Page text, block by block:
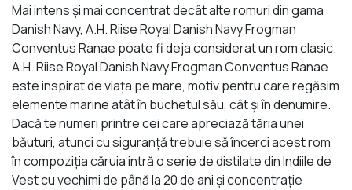
Mai intens şi mai concentrat decât alte romuri din gama
Danish Navy, A.H. Riise Royal Danish Navy Frogman
Conventus Ranae poate fi deja considerat un rom clasic.
A.H. Riise Royal Danish Navy Frogman Conventus Ranae
este inspirat de viaţa pe mare, motiv pentru care regăsim
elemente marine atât în buchetul său, cât şi în denumire.
Dacă te numeri printre cei care apreciază tăria unei
băuturi, atunci cu siguranță trebuie să încerci acest rom
în compoziția căruia intră o serie de distilate din Indiile de
Vest cu vechimi de până la 20 de ani şi concentraţie